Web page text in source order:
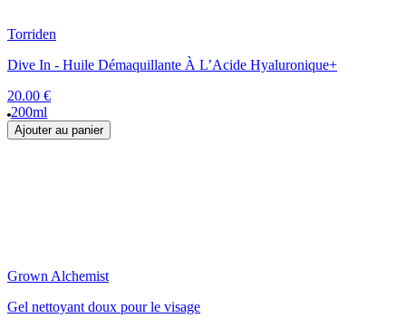
Torriden
Dive In - Huile Démaquillante À L’Acide Hyaluronique+
20.00 €
200ml
Ajouter au panier
Grown Alchemist
Gel nettoyant doux pour le visage